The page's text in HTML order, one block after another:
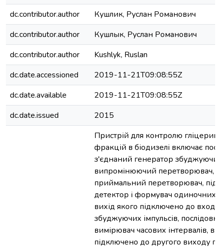
dc.contributor.author
Кушлик, Руслан Романович
dc.contributor.author
Кушлык, Руслан Романович
dc.contributor.author
Kushlyk, Ruslan
dc.date.accessioned
2019-11-21T09:08:55Z
dc.date.available
2019-11-21T09:08:55Z
dc.date.issued
2015
Пристрій для контролю
фракцій в біодизелі включає
з'єднаний генератор збуджуючих
випромінюючий перетворювач,
приймальний перетворювач,
детектор і формувач одиночних
вихід якого підключено до
збуджуючих імпульсів,
вимірювач часових інтервалів,
підключено до другого виходу